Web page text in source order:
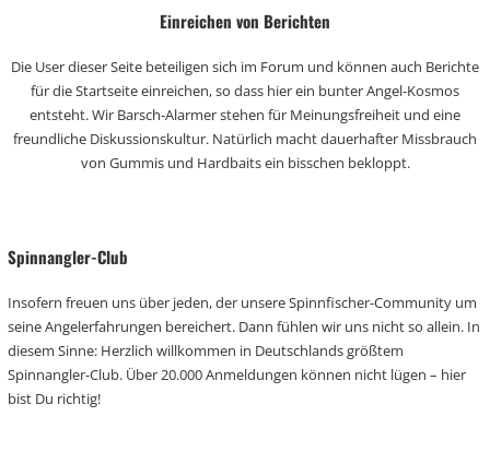
Einreichen von Berichten
Die User dieser Seite beteiligen sich im Forum und können auch Berichte
für die Startseite einreichen, so dass hier ein bunter Angel-Kosmos
entsteht. Wir Barsch-Alarmer stehen für Meinungsfreiheit und eine
freundliche Diskussionskultur. Natürlich macht dauerhafter Missbrauch
von Gummis und Hardbaits ein bisschen bekloppt.
Spinnangler-Club
Insofern freuen uns über jeden, der unsere Spinnfischer-Community um
seine Angelerfahrungen bereichert. Dann fühlen wir uns nicht so allein. In
diesem Sinne: Herzlich willkommen in Deutschlands größtem
Spinnangler-Club. Über 20.000 Anmeldungen können nicht lügen – hier
bist Du richtig!